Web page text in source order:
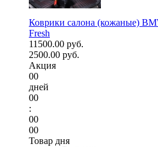
Коврики салона (кожаные)
Fresh
11500.00 руб.
2500.00 руб.
Акция
00
дней
00
:
00
00
Товар дня